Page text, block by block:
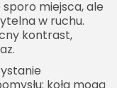
miejsca, ale
w ruchu.
kontrast,